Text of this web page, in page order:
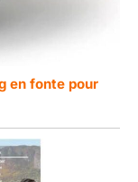
en fonte pour